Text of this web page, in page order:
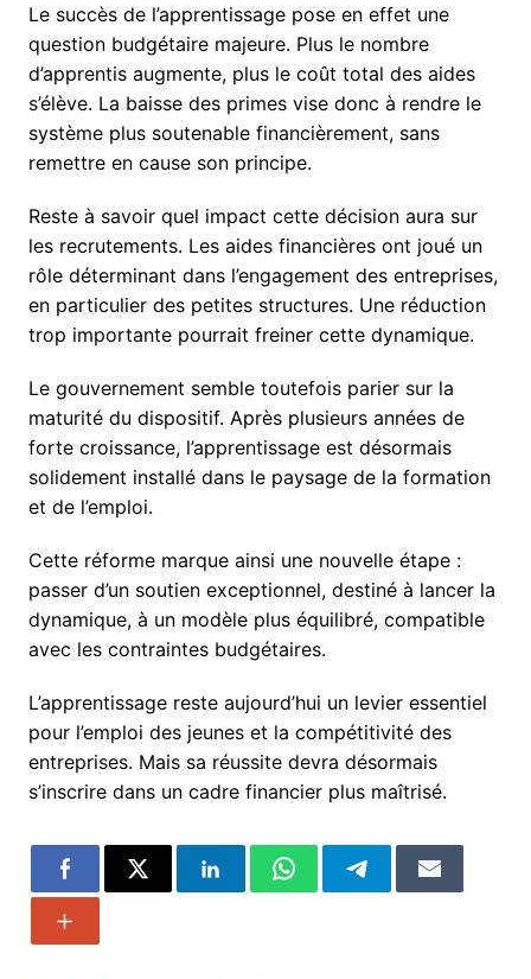
Le succès de l’apprentissage pose en effet une
question budgétaire majeure. Plus le nombre
d’apprentis augmente, plus le coût total des aides
s’élève. La baisse des primes vise donc à rendre le
système plus soutenable financièrement, sans
remettre en cause son principe.
Reste à savoir quel impact cette décision aura sur
les recrutements. Les aides financières ont joué un
rôle déterminant dans l’engagement des entreprises,
en particulier des petites structures. Une réduction
trop importante pourrait freiner cette dynamique.
Le gouvernement semble toutefois parier sur la
maturité du dispositif. Après plusieurs années de
forte croissance, l’apprentissage est désormais
solidement installé dans le paysage de la formation
et de l’emploi.
Cette réforme marque ainsi une nouvelle étape :
passer d’un soutien exceptionnel, destiné à lancer la
dynamique, à un modèle plus équilibré, compatible
avec les contraintes budgétaires.
L’apprentissage reste aujourd’hui un levier essentiel
pour l’emploi des jeunes et la compétitivité des
entreprises. Mais sa réussite devra désormais
s’inscrire dans un cadre financier plus maîtrisé.